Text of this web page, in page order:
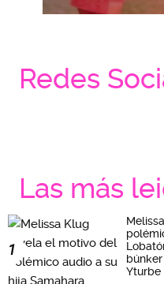
Redes
Las más
1
Yturbe